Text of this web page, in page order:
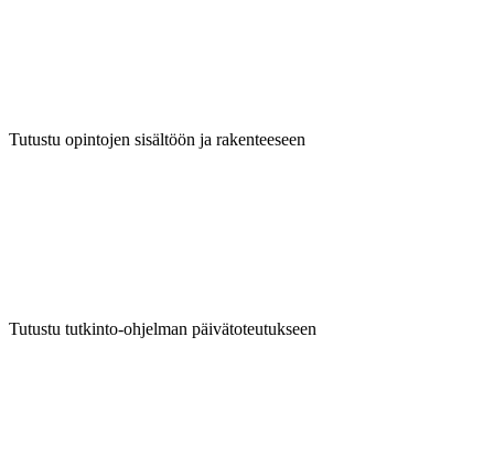
Tutustu opintojen sisältöön ja rakenteeseen
Tutustu tutkinto-ohjelman päivätoteutukseen